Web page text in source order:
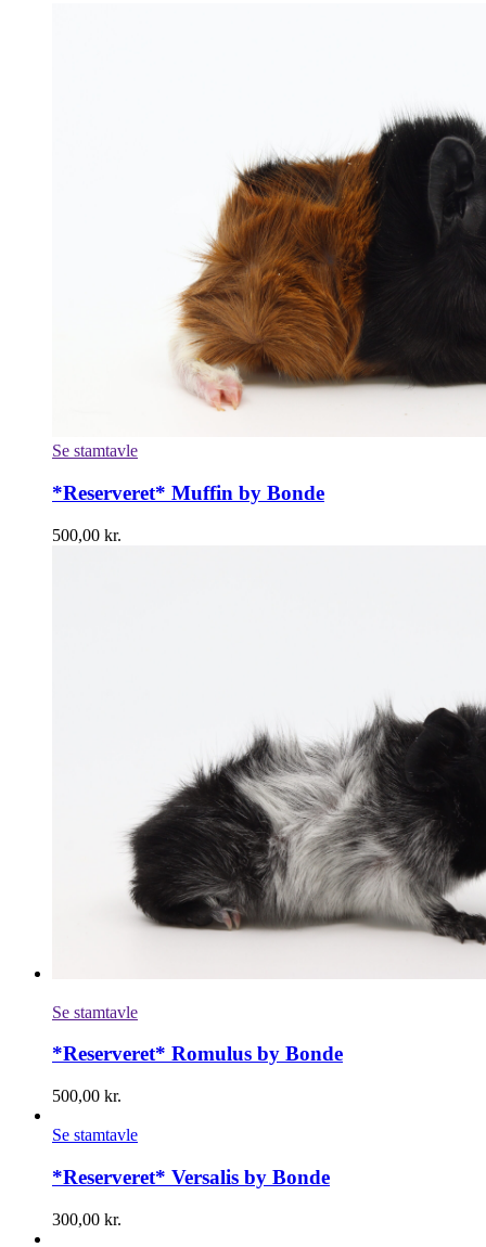
Se stamtavle
*Reserveret* Muffin by Bonde
500,00 kr.
Se stamtavle
*Reserveret* Romulus by Bonde
500,00 kr.
Se stamtavle
*Reserveret* Versalis by Bonde
300,00 kr.